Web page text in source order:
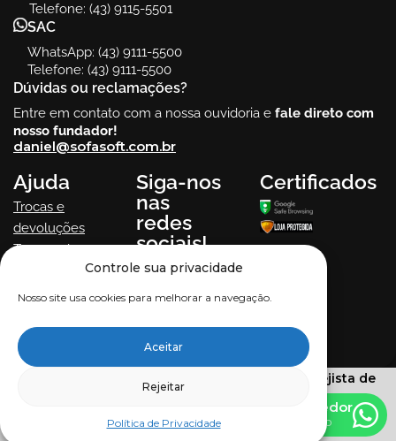
Controle sua privacidade
Nosso site usa cookies para melhorar a navegação.
Aceitar
Rejeitar
Política de Privacidade
Telefone: (43) 9115-5501
SAC
WhatsApp: (43) 9111-5500
Telefone: (43) 9111-5500
Dúvidas ou reclamações?
Entre em contato com a nossa ouvidoria e fale direto com
nosso fundador!
daniel@sofasoft.com.br
Ajuda
Trocas e
devoluções
Termos de uso
Privacidade
Siga-nos
nas
redes
sociais!
Certificados
Falar com Vendedor
Todos os direitos reservados.
Soft Comércio Varejista de
. CNPJ 34.596.469/0001-57